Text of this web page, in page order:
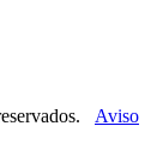
Aviso